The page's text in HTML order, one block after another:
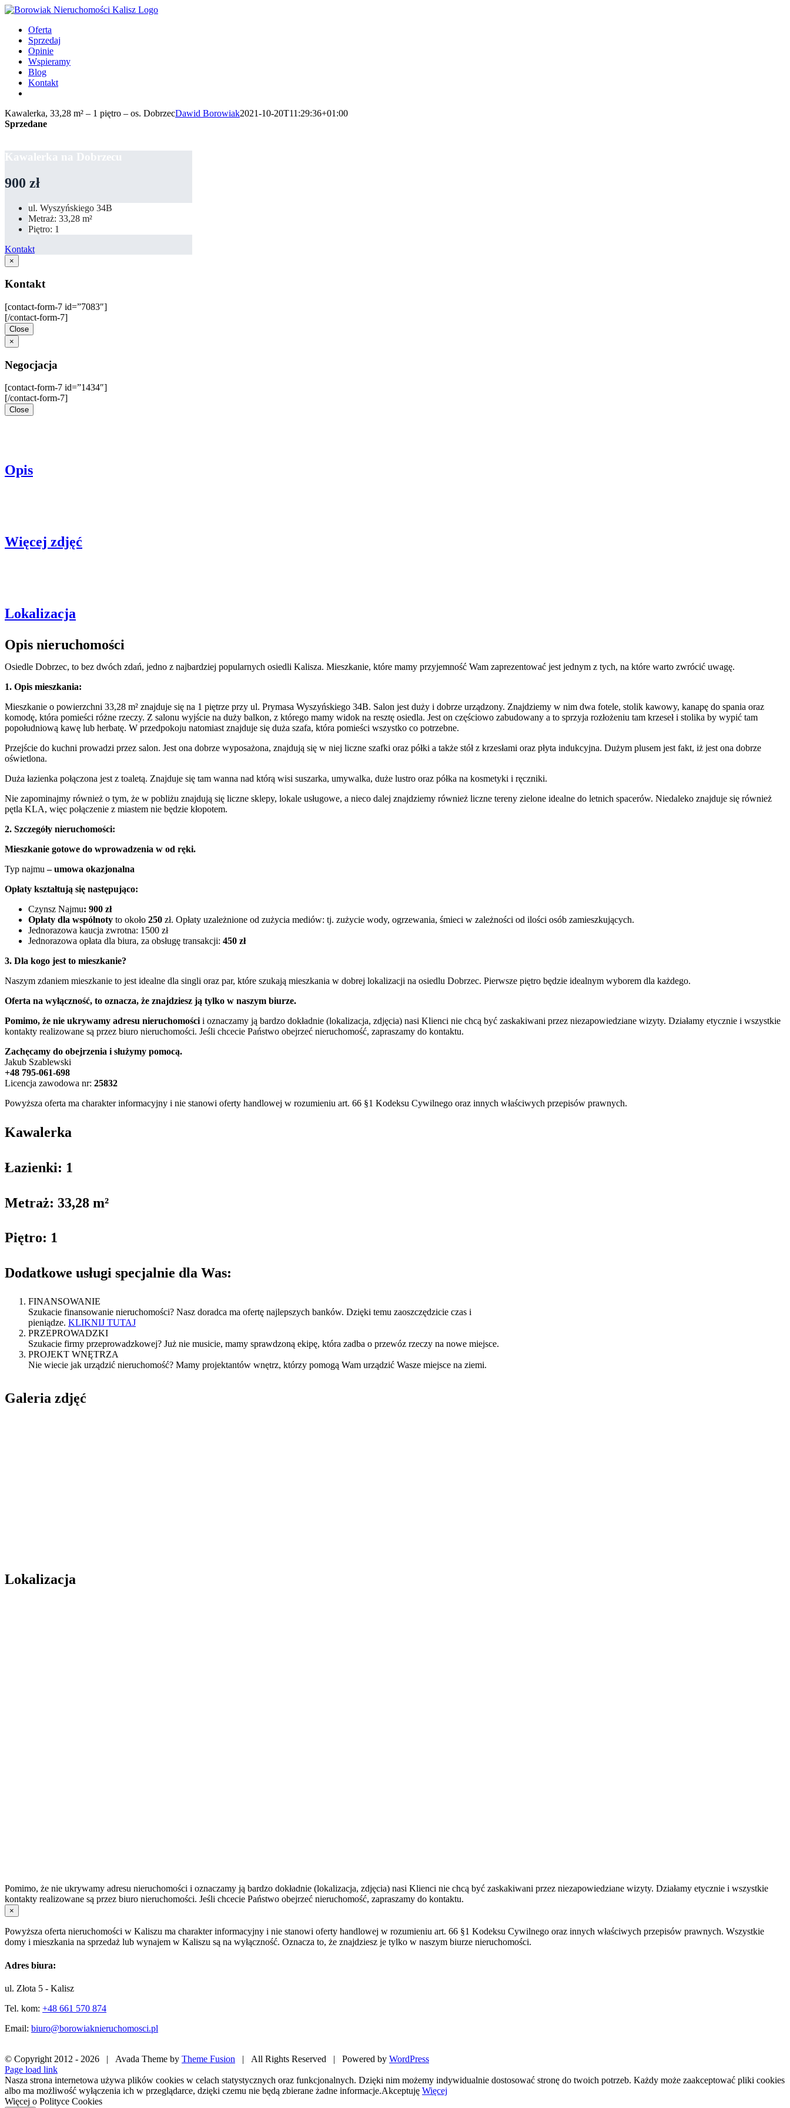
Przejdź
zawartości
Oferta
Sprzedaj
Opinie
Wspieramy
Blog
Kontakt
Kawalerka, 33,28 m² – 1 piętro – os. DobrzecDawid Borowiak2021-10-20T11:29:36+01:00
Sprzedane
Kawalerka na Dobrzecu
900 zł
ul. Wyszyńskiego 34B
Metraż: 33,28 m²
Piętro: 1
Kontakt
×
Kontakt
[contact-form-7 id=”7083″]
[/contact-form-7]
Close
×
Negocjacja
[contact-form-7 id=”1434″]
[/contact-form-7]
Close
Opis
Więcej zdjęć
Lokalizacja
Opis nieruchomości
Osiedle Dobrzec, to bez dwóch zdań, jedno z najbardziej popularnych osiedli Kalisza. Mieszkanie, które mamy przyjemność Wam zaprezentować jest jednym z tych, na które warto zwrócić uwagę.
1. Opis mieszkania:
Mieszkanie o powierzchni 33,28 m² znajduje się na 1 piętrze przy ul. Prymasa Wyszyńskiego 34B. Salon jest duży i dobrze urządzony. Znajdziemy w nim dwa fotele, stolik kawowy, kanapę do spania oraz
komodę, która pomieści różne rzeczy. Z salonu wyjście na duży balkon, z którego mamy widok na resztę osiedla. Jest on częściowo zabudowany a to sprzyja rozłożeniu tam krzeseł i stolika by wypić tam
popołudniową kawę lub herbatę. W przedpokoju natomiast znajduje się duża szafa, która pomieści wszystko co potrzebne.
Przejście do kuchni prowadzi przez salon. Jest ona dobrze wyposażona, znajdują się w niej liczne szafki oraz półki a także stół z krzesłami oraz płyta indukcyjna. Dużym plusem jest fakt, iż jest ona dobrze
oświetlona.
Duża łazienka połączona jest z toaletą. Znajduje się tam wanna nad którą wisi suszarka, umywalka, duże lustro oraz półka na kosmetyki i ręczniki.
Nie zapominajmy również o tym, że w pobliżu znajdują się liczne sklepy, lokale usługowe, a nieco dalej znajdziemy również liczne tereny zielone idealne do letnich spacerów. Niedaleko znajduje się również
pętla KLA, więc połączenie z miastem nie będzie kłopotem.
2. Szczegóły nieruchomości:
Mieszkanie gotowe do wprowadzenia w od ręki.
Typ najmu – umowa okazjonalna
Opłaty kształtują się następująco:
Czynsz Najmu: 900 zł
Opłaty dla wspólnoty to około 250 zł. Opłaty uzależnione od zużycia mediów: tj. zużycie wody, ogrzewania, śmieci w zależności od ilości osób zamieszkujących.
Jednorazowa kaucja zwrotna: 1500 zł
Jednorazowa opłata dla biura, za obsługę transakcji: 450 zł
3. Dla kogo jest to mieszkanie?
Naszym zdaniem mieszkanie to jest idealne dla singli oraz par, które szukają mieszkania w dobrej lokalizacji na osiedlu Dobrzec. Pierwsze piętro będzie idealnym wyborem dla każdego.
Oferta na wyłączność, to oznacza, że znajdziesz ją tylko w naszym biurze.
Pomimo, że nie ukrywamy adresu nieruchomości i oznaczamy ją bardzo dokładnie (lokalizacja, zdjęcia) nasi Klienci nie chcą być zaskakiwani przez niezapowiedziane wizyty. Działamy etycznie i wszystkie
kontakty realizowane są przez biuro nieruchomości. Jeśli chcecie Państwo obejrzeć nieruchomość, zapraszamy do kontaktu.
Zachęcamy do obejrzenia i służymy pomocą.
Jakub Szablewski
+48 795-061-698
Licencja zawodowa nr: 25832
Powyższa oferta ma charakter informacyjny i nie stanowi oferty handlowej w rozumieniu art. 66 §1 Kodeksu Cywilnego oraz innych właściwych przepisów prawnych.
Kawalerka
Łazienki: 1
Metraż: 33,28 m²
Piętro: 1
Dodatkowe usługi specjalnie dla Was:
FINANSOWANIE
Szukacie finansowanie nieruchomości? Nasz doradca ma ofertę najlepszych banków. Dzięki temu zaoszczędzicie czas i
pieniądze. KLIKNIJ TUTAJ
PRZEPROWADZKI
Szukacie firmy przeprowadzkowej? Już nie musicie, mamy sprawdzoną ekipę, która zadba o przewóz rzeczy na nowe miejsce.
PROJEKT WNĘTRZA
Nie wiecie jak urządzić nieruchomość? Mamy projektantów wnętrz, którzy pomogą Wam urządzić Wasze miejsce na ziemi.
Galeria zdjęć
Lokalizacja
Pomimo, że nie ukrywamy adresu nieruchomości i oznaczamy ją bardzo dokładnie (lokalizacja, zdjęcia) nasi Klienci nie chcą być zaskakiwani przez niezapowiedziane wizyty. Działamy etycznie i wszystkie
kontakty realizowane są przez biuro nieruchomości. Jeśli chcecie Państwo obejrzeć nieruchomość, zapraszamy do kontaktu.
×
Powyższa oferta nieruchomości w Kaliszu ma charakter informacyjny i nie stanowi oferty handlowej w rozumieniu art. 66 §1 Kodeksu Cywilnego oraz innych właściwych przepisów prawnych. Wszystkie
domy i mieszkania na sprzedaż lub wynajem w Kaliszu są na wyłączność. Oznacza to, że znajdziesz je tylko w naszym biurze nieruchomości.
Adres biura:
ul. Złota 5 - Kalisz
Tel. kom: +48 661 570 874
Email: biuro@borowiaknieruchomosci.pl
© Copyright 2012 - 2026 | Avada Theme by Theme Fusion | All Rights Reserved | Powered by WordPress
Facebook
X
Pinterest
Instagram
Page load link
Nasza strona internetowa używa plików cookies w celach statystycznych oraz funkcjonalnych. Dzięki nim możemy indywidualnie dostosować stronę do twoich potrzeb. Każdy może zaakceptować pliki cookies
albo ma możliwość wyłączenia ich w przeglądarce, dzięki czemu nie będą zbierane żadne informacje.Akceptuję Więcej
Więcej o Polityce Cookies